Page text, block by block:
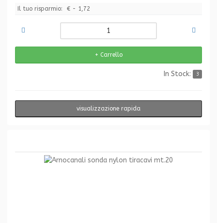
Il tuo risparmio: € - 1,72
In Stock: 3
visualizzazione rapida